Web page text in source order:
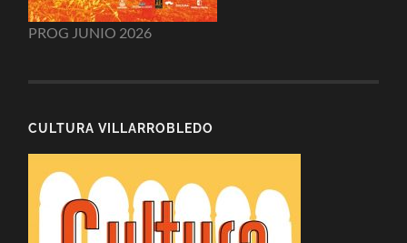
PROG JUNIO 2026
CULTURA VILLARROBLEDO